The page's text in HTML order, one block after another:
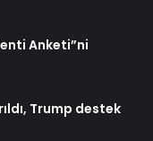
Anketi”ni
Trump destek